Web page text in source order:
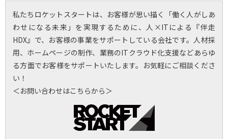
私たちロケットスタートは、お客様が思い描く「働く人がしあ
わせになる未来」を実現するために、人×ITによる『伴走
HDX』で、お客様の事業をサポートしている会社です。人材採
用、ホームページの制作、業務のITクラウド化支援などあらゆ
る方面でお客様をサポートいたします。お気軽にご相談くださ
い！
＜お問い合わせはこちらから＞